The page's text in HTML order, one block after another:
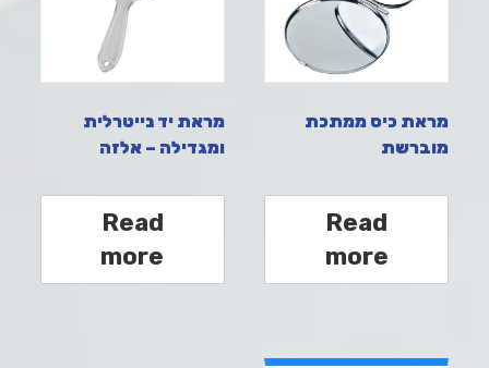
מראת כיס ממתכת
מוברשת
Read
more
מראת יד נייטרלית
ומגדילה – אלזה
Read
more